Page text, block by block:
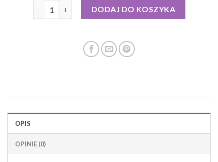
DODAJ DO KOSZYKA
OPIS
OPINIE (0)